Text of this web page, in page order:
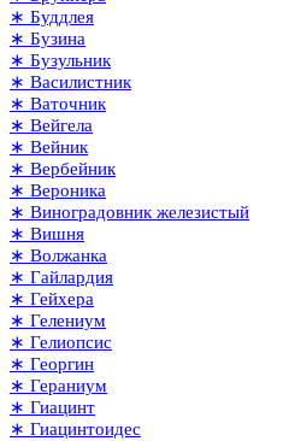
∗ Буддлея
∗ Бузина
∗ Бузульник
∗ Василистник
∗ Ваточник
∗ Вейгела
∗ Вейник
∗ Вербейник
∗ Вероника
∗ Виноградовник железистый
∗ Вишня
∗ Волжанка
∗ Гайлардия
∗ Гейхера
∗ Гелениум
∗ Гелиопсис
∗ Георгин
∗ Гераниум
∗ Гиацинт
∗ Гиацинтоидес